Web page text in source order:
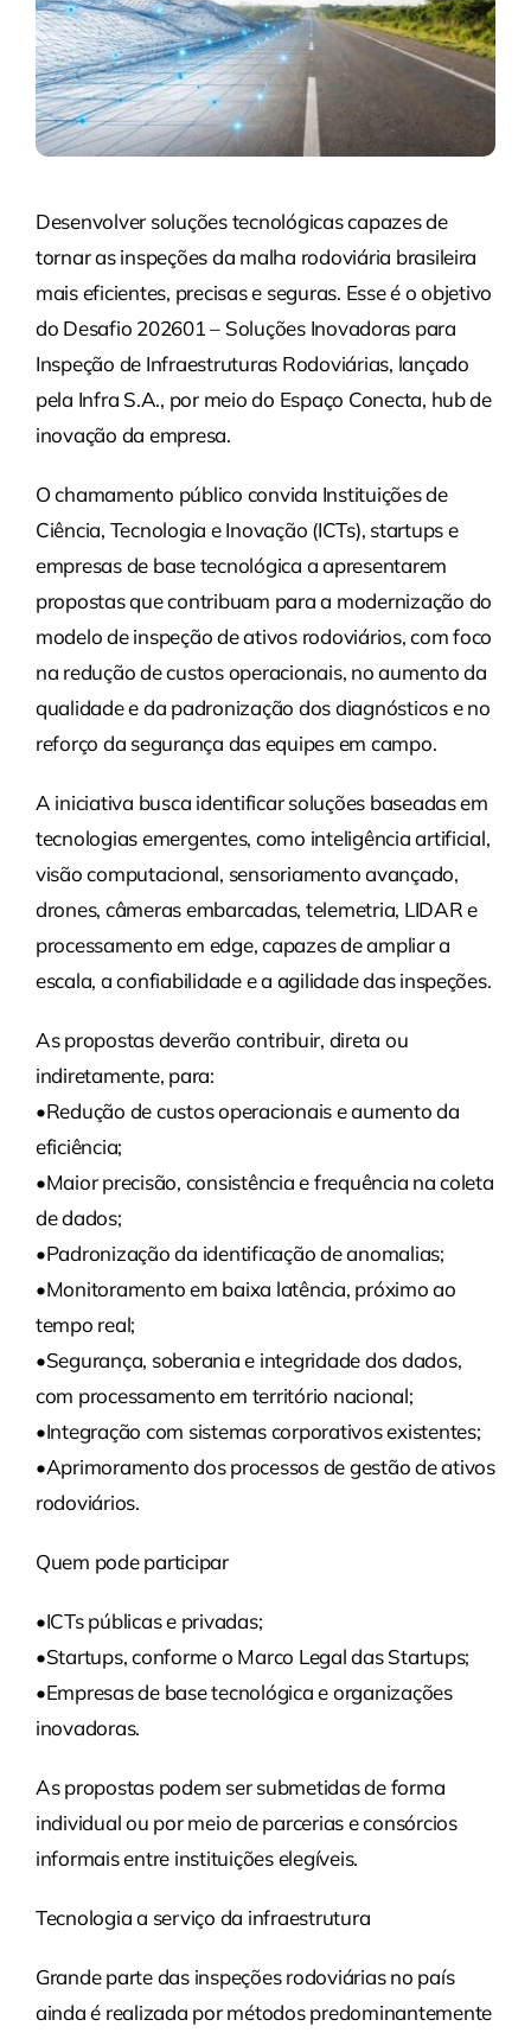
Desenvolver soluções tecnológicas capazes de
tornar as inspeções da malha rodoviária brasileira
mais eficientes, precisas e seguras. Esse é o objetivo
do Desafio 202601 – Soluções Inovadoras para
Inspeção de Infraestruturas Rodoviárias, lançado
pela Infra S.A., por meio do Espaço Conecta, hub de
inovação da empresa.
O chamamento público convida Instituições de
Ciência, Tecnologia e Inovação (ICTs), startups e
empresas de base tecnológica a apresentarem
propostas que contribuam para a modernização do
modelo de inspeção de ativos rodoviários, com foco
na redução de custos operacionais, no aumento da
qualidade e da padronização dos diagnósticos e no
reforço da segurança das equipes em campo.
A iniciativa busca identificar soluções baseadas em
tecnologias emergentes, como inteligência artificial,
visão computacional, sensoriamento avançado,
drones, câmeras embarcadas, telemetria, LIDAR e
processamento em edge, capazes de ampliar a
escala, a confiabilidade e a agilidade das inspeções.
As propostas deverão contribuir, direta ou
indiretamente, para:
•Redução de custos operacionais e aumento da
eficiência;
•Maior precisão, consistência e frequência na coleta
de dados;
•Padronização da identificação de anomalias;
•Monitoramento em baixa latência, próximo ao
tempo real;
•Segurança, soberania e integridade dos dados,
com processamento em território nacional;
•Integração com sistemas corporativos existentes;
•Aprimoramento dos processos de gestão de ativos
rodoviários.
Quem pode participar
•ICTs públicas e privadas;
•Startups, conforme o Marco Legal das Startups;
•Empresas de base tecnológica e organizações
inovadoras.
As propostas podem ser submetidas de forma
individual ou por meio de parcerias e consórcios
informais entre instituições elegíveis.
Tecnologia a serviço da infraestrutura
Grande parte das inspeções rodoviárias no país
ainda é realizada por métodos predominantemente